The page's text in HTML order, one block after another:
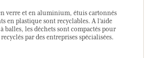
verre et en aluminium, étuis cartonnés
en plastique sont recyclables. A l’aide
à balles, les déchets sont compactés pour
par des entreprises spécialisées.